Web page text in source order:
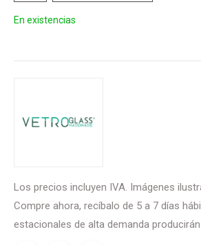
En existencias
Los precios incluyen IVA. Imágenes
Compre ahora, recíbalo de 5 a 7 días
estacionales de alta demanda